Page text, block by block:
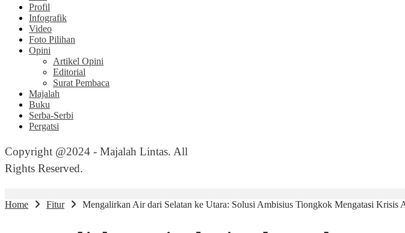
Profil
Infografik
Video
Foto Pilihan
Opini
Artikel Opini
Editorial
Surat Pembaca
Majalah
Buku
Serba-Serbi
Pergatsi
Copyright @2024 - Majalah Lintas. All
Rights Reserved.
Home Fitur Mengalirkan Air dari Selatan ke Utara: Solusi Ambisius Tiongkok Mengatasi Krisis